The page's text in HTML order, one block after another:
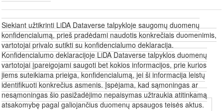
Siekiant užtikrinti LiDA Dataverse talpykloje saugomų duomenų
konfidencialumą, prieš pradėdami naudotis konkrečiais duomenimis,
vartotojai privalo sutikti su konfidencialumo deklaracija.
Konfidencialumo deklaracijoje LiDA Dataverse talpyklos duomenų
vartotojai įpareigojami saugoti bet kokios informacijos, prie kurios
jiems suteikiama prieiga, konfidencialumą, jei ši informacija leistų
identifikuoti konkrečius asmenis. Įspėjama, kad sąmoningas ar
nesąmoningas šio pasižadėjimo nepaisymas užtraukia atitinkamą
atsakomybę pagal galiojančius duomenų apsaugos teisės aktus.